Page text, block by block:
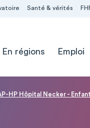
Santé & vérités
En régions Emploi
HP Hôpital Necker -